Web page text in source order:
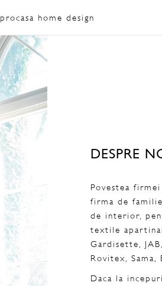
procasa home design
DESPRE
Povestea
firma de
de interior,
textile
Gardisette,
Rovitex, Sama,
Daca la